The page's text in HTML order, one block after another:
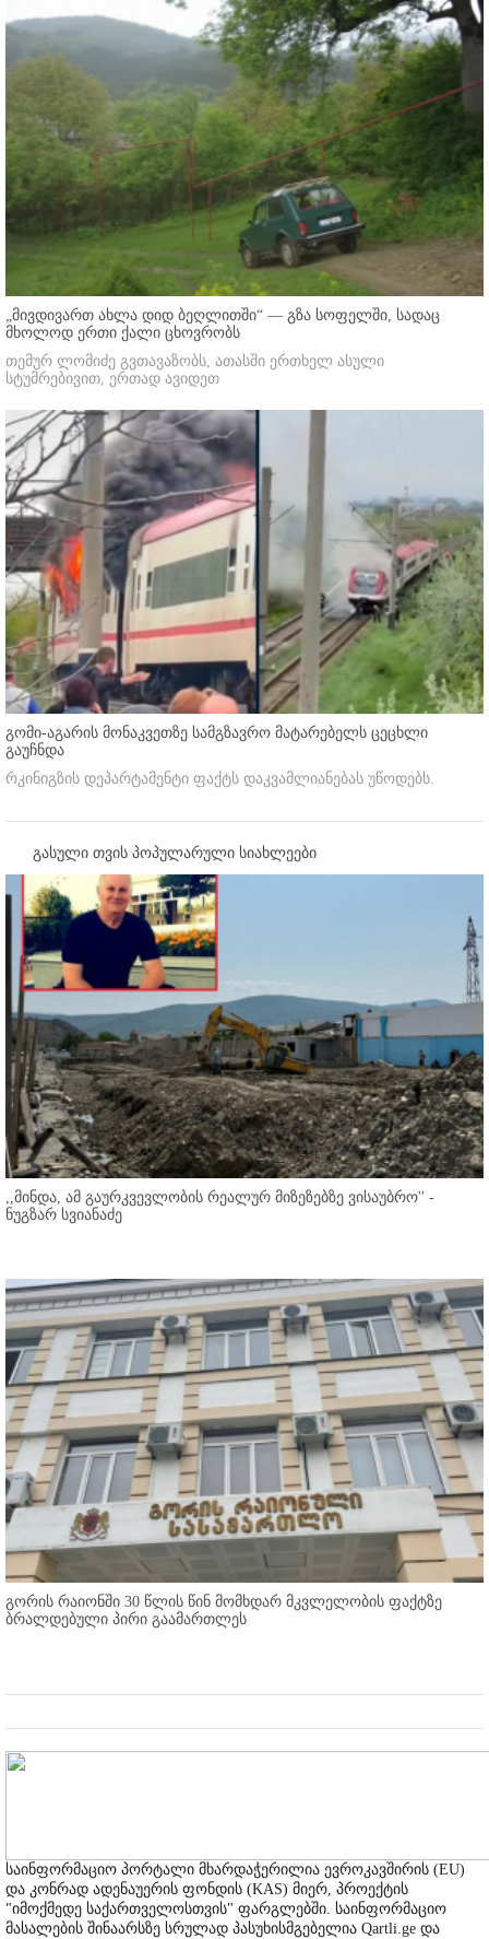
„მივდივართ ახლა დიდ ბეღლითში“ — გზა სოფელში, სადაც
მხოლოდ ერთი ქალი ცხოვრობს
თემურ ლომიძე გვთავაზობს, ათასში ერთხელ ასული
სტუმრებივით, ერთად ავიდეთ
გომი-აგარის მონაკვეთზე სამგზავრო მატარებელს ცეცხლი
გაუჩნდა
რკინიგზის დეპარტამენტი ფაქტს დაკვამლიანებას უწოდებს.
გასული თვის პოპულარული სიახლეები
,,მინდა, ამ გაურკვევლობის რეალურ მიზეზებზე ვისაუბრო'' -
ნუგზარ სვიანაძე
გორის რაიონში 30 წლის წინ მომხდარ მკვლელობის ფაქტზე
ბრალდებული პირი გაამართლეს
საინფორმაციო პორტალი მხარდაჭერილია ევროკავშირის (EU)
და კონრად ადენაუერის ფონდის (KAS) მიერ, პროექტის
"იმოქმედე საქართველოსთვის" ფარგლებში. საინფორმაციო
მასალების შინაარსზე სრულად პასუხისმგებელია Qartli.ge და